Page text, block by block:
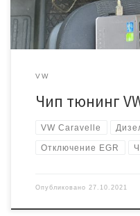
VW
Чип тюнинг
VW Caravelle
Отключение EGR
Опубликовано 27.10.2021